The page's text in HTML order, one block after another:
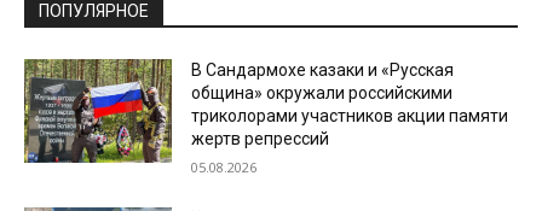
ПОПУЛЯРНОЕ
В Сандармохе казаки и «Русская
община» окружали российскими
триколорами участников акции памяти
жертв репрессий
05.08.2026